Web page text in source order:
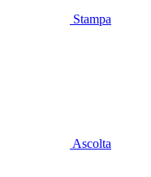
Stampa
Ascolta